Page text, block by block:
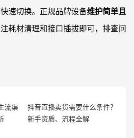
速切换。正规品牌设备维护简单且
耗材清理和接口插拔即可，排查问
流渠
抖音直播卖货需要什么条件？
新手资质、流程全解